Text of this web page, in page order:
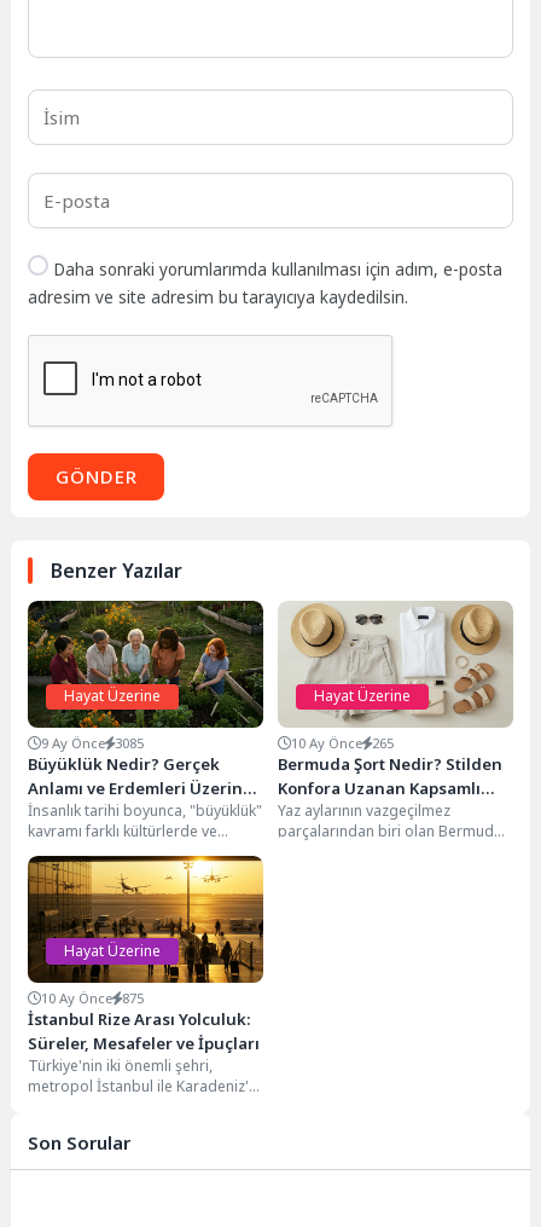
Daha sonraki yorumlarımda kullanılması için adım, e-posta
adresim ve site adresim bu tarayıcıya kaydedilsin.
GÖNDER
Benzer Yazılar
Hayat Üzerine
9 Ay Önce 3085
Büyüklük Nedir? Gerçek
Anlamı ve Erdemleri Üzerine
Sözler
İnsanlık tarihi boyunca, "büyüklük"
kavramı farklı kültürlerde ve
düşünce akımlarında çeşitli
anlamlar kazanmıştır. Kimi
zaman...
Hayat Üzerine
10 Ay Önce 265
Bermuda Şort Nedir? Stilden
Konfora Uzanan Kapsamlı
Rehber
Yaz aylarının vazgeçilmez
parçalarından biri olan Bermuda
Hayat Üzerine
10 Ay Önce 875
İstanbul Rize Arası Yolculuk:
Süreler, Mesafeler ve İpuçları
Türkiye'nin iki önemli şehri,
metropol İstanbul ile Karadeniz'in
Son Sorular